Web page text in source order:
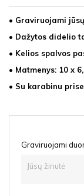
• Graviruojami
• Dažytos didelio
• Kelios spalvos
• Matmenys: 10 x
• Su karabinu
Graviruojami